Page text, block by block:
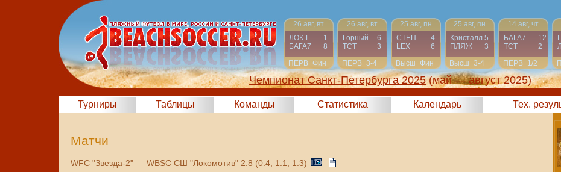
26 авг, вт
ЛОК-Г
1
БАГА7
8
ПЕРВ Фин
26 авг, вт
Горный
6
ТСТ
3
ПЕРВ 3-4
25 авг, пн
СТЕП
4
LEX
6
Высш Фин
25 авг, пн
Кристалл 5
ПЛЯЖ
3
Высш 3-4
14 авг, чт
БАГА7
12
ТСТ
2
ПЕРВ
1/2
Чемпионат Санкт-Петербурга 2025 (май — август 2025)
Турниры Таблицы Команды Статистика Календарь Тех.
Матчи
WFC "Звезда-2" — WBSC СШ "Локомотив" 2:8 (0:4, 1:1, 1:3)